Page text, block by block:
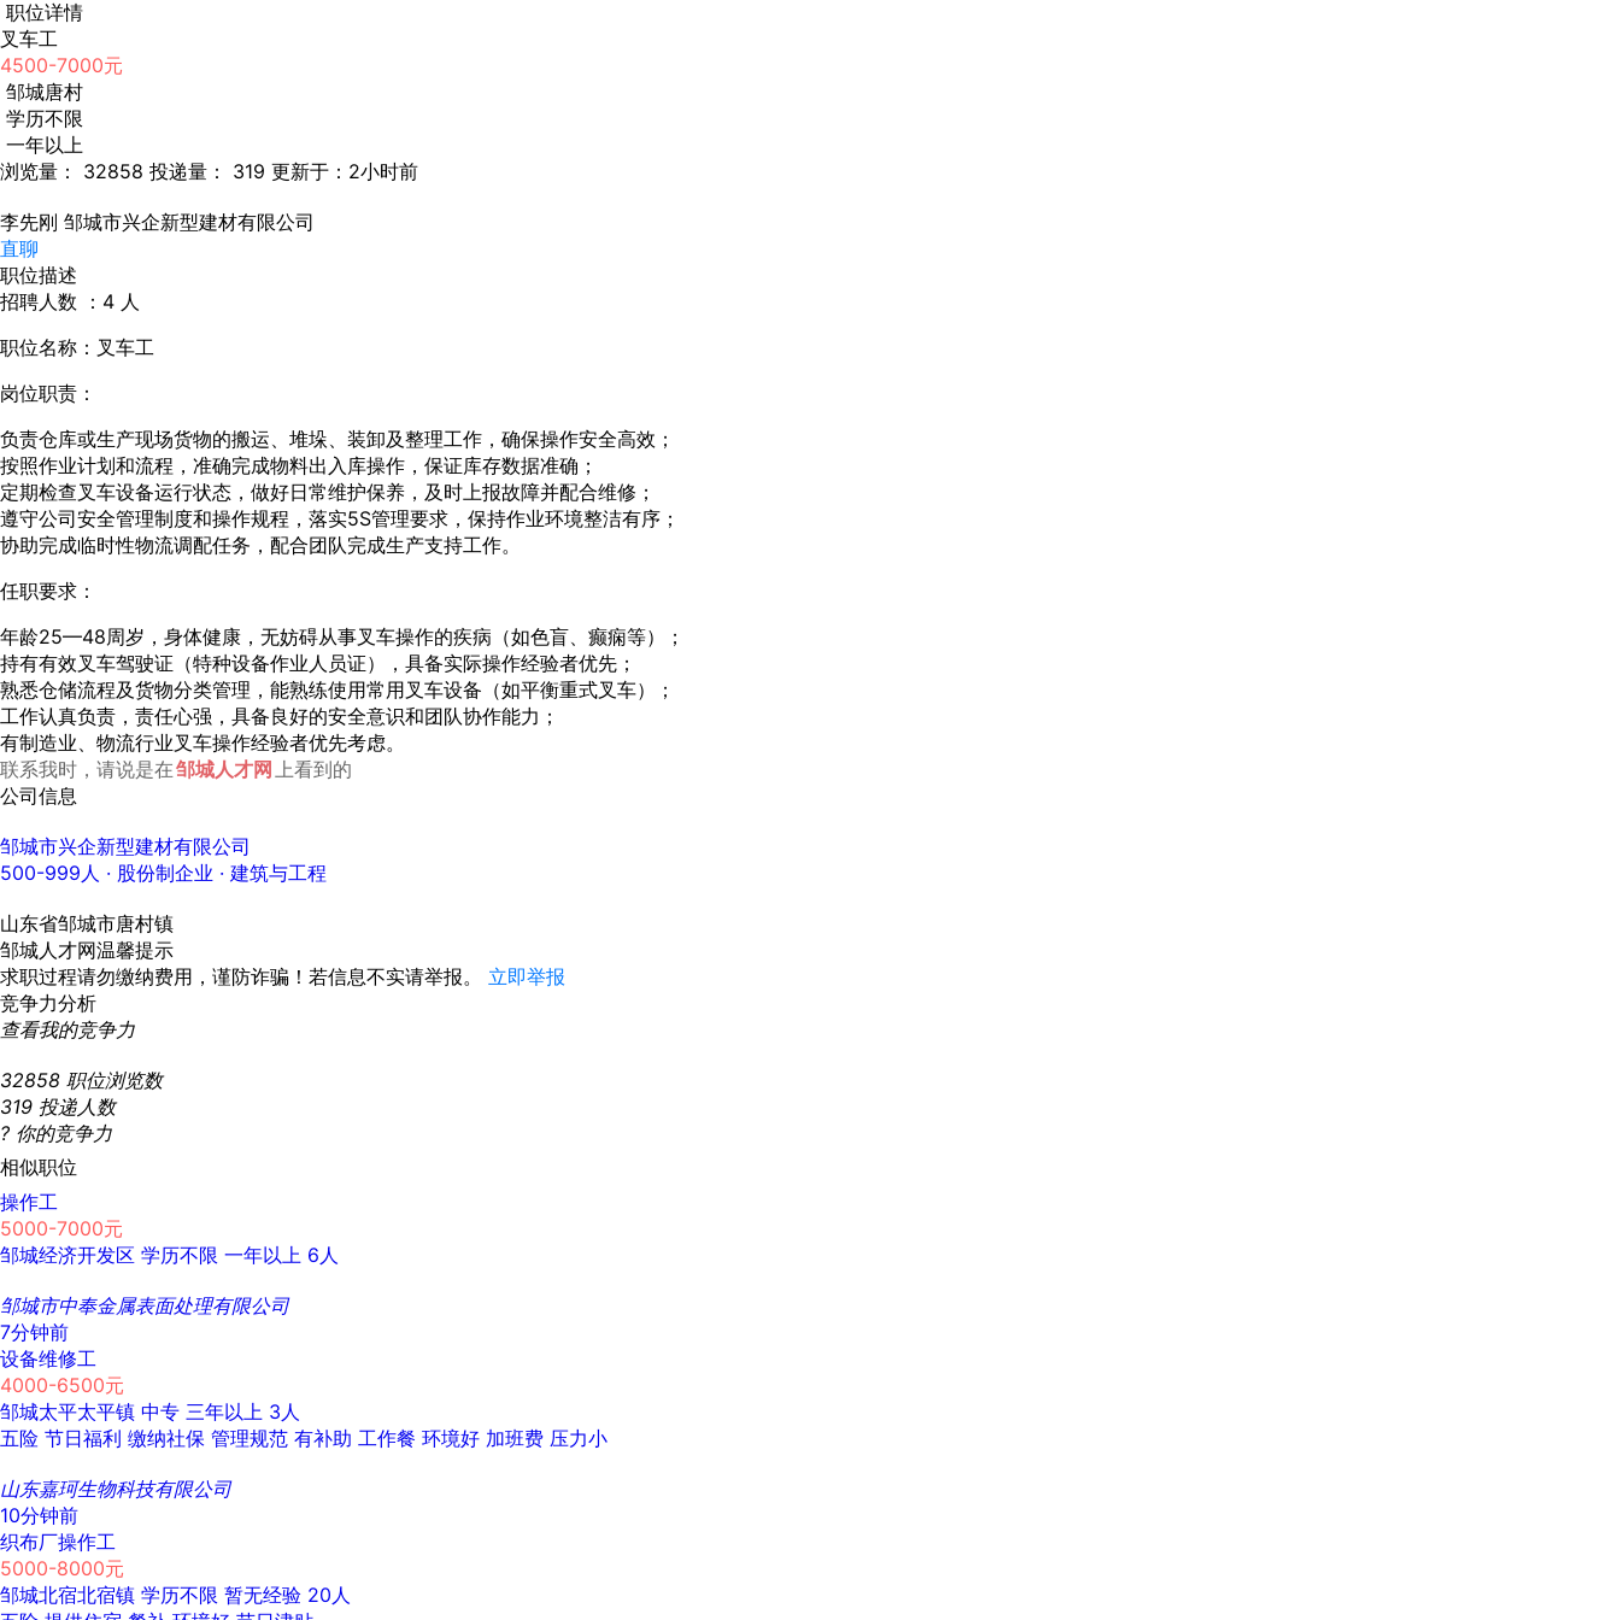
职位详情
叉车工
4500-7000元
邹城唐村
学历不限
一年以上
浏览量： 32858 投递量： 319 更新于：2小时前
李先刚 邹城市兴企新型建材有限公司
直聊
职位描述
招聘人数 ：4 人
职位名称：叉车工
岗位职责：
负责仓库或生产现场货物的搬运、堆垛、装卸及整理工作，确保操作安全高效；
按照作业计划和流程，准确完成物料出入库操作，保证库存数据准确；
定期检查叉车设备运行状态，做好日常维护保养，及时上报故障并配合维修；
遵守公司安全管理制度和操作规程，落实5S管理要求，保持作业环境整洁有序；
协助完成临时性物流调配任务，配合团队完成生产支持工作。
任职要求：
年龄25—48周岁，身体健康，无妨碍从事叉车操作的疾病（如色盲、癫痫等）；
持有有效叉车驾驶证（特种设备作业人员证），具备实际操作经验者优先；
熟悉仓储流程及货物分类管理，能熟练使用常用叉车设备（如平衡重式叉车）；
工作认真负责，责任心强，具备良好的安全意识和团队协作能力；
有制造业、物流行业叉车操作经验者优先考虑。
联系我时，请说是在邹城人才网 上看到的
公司信息
邹城市兴企新型建材有限公司
500-999人 · 股份制企业 · 建筑与工程
山东省邹城市唐村镇
邹城人才网温馨提示
求职过程请勿缴纳费用，谨防诈骗！若信息不实请举报。 立即举报
竞争力分析
查看我的竞争力
32858 职位浏览数
319 投递人数
? 你的竞争力
相似职位
操作工
5000-7000元
邹城经济开发区 学历不限 一年以上 6人
邹城市中奉金属表面处理有限公司
7分钟前
设备维修工
4000-6500元
邹城太平太平镇 中专 三年以上 3人
五险 节日福利 缴纳社保 管理规范 有补助 工作餐 环境好 加班费 压力小
山东嘉珂生物科技有限公司
10分钟前
织布厂操作工
5000-8000元
邹城北宿北宿镇 学历不限 暂无经验 20人